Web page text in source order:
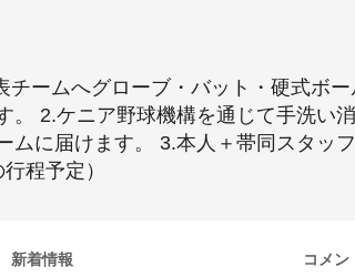
チームへグローブ・バット・硬式ボ
。 2.ケニア野球機構を通じて手洗い
ムに届けます。 3.本人＋帯同スタッ
程予定）
新着情報 コメン